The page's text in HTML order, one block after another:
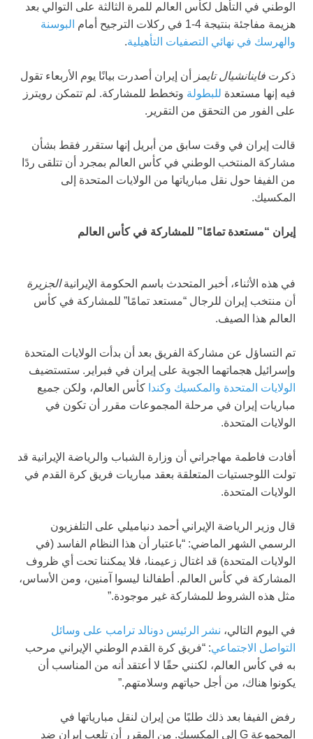
الوطني في التأهل لكأس العالم للمرة الثالثة على التوالي بعد
هزيمة مفاجئة بنتيجة 4-1 في ركلات الترجيح أمام
البوسنة
والهرسك في نهائي التصفيات التأهيلية.
ذكرت فاينانشيال تايمز
أن إيران أصدرت بيانًا يوم الأربعاء تقول
فيه إنها مستعدة للبطولة وتخطط للمشاركة. لم تتمكن رويترز
على الفور من التحقق من التقرير.
قالت إيران في وقت سابق من أبريل إنها ستقرر فقط بشأن
مشاركة المنتخب الوطني في كأس العالم بمجرد أن تتلقى ردًا
من الفيفا حول نقل مبارياتها من الولايات المتحدة إلى
المكسيك.
إيران “مستعدة تمامًا” للمشاركة في كأس العالم
في هذه الأثناء، أخبر المتحدث باسم الحكومة الإيرانيةالجزيرة
أن منتخب إيران للرجال “مستعد تمامًا” للمشاركة في كأس
العالم هذا الصيف.
تم التساؤل عن مشاركة الفريق بعد أن بدأت الولايات المتحدة
وإسرائيل هجماتهما الجوية على إيران في فبراير. ستستضيف
الولايات المتحدة والمكسيك وكندا كأس العالم، ولكن جميع
مباريات إيران في مرحلة المجموعات مقرر أن تكون في
الولايات المتحدة.
أفادت فاطمة مهاجراني أن وزارة الشباب والرياضة الإيرانية قد
تولت اللوجستيات المتعلقة بعقد مباريات فريق كرة القدم في
الولايات المتحدة.
قال وزير الرياضة الإيراني أحمد دنياميلي على التلفزيون
الرسمي الشهر الماضي: “باعتبار أن هذا النظام الفاسد (في
الولايات المتحدة) قد اغتال زعيمنا، فلا يمكننا تحت أي ظروف
المشاركة في كأس العالم. أطفالنا ليسوا آمنين، ومن الأساس،
مثل هذه الشروط للمشاركة غير موجودة.”
في اليوم التالي، نشر الرئيس دونالد ترامب على وسائل
التواصل الاجتماعي: “فريق كرة القدم الوطني الإيراني مرحب
به في كأس العالم، لكنني حقًا لا أعتقد أنه من المناسب أن
يكونوا هناك، من أجل حياتهم وسلامتهم.”
رفض الفيفا بعد ذلك طلبًا من إيران لنقل مبارياتها في
المجموعة G إلى المكسيك. من المقرر أن تلعب إيران ضد